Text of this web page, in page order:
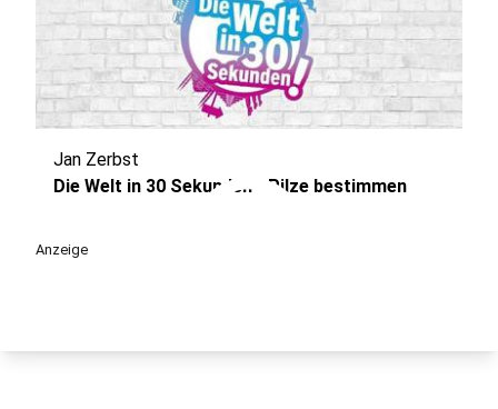
play_circle
Jan Zerbst
Die Welt in 30 Sekunden - Pilze bestimmen
Anzeige